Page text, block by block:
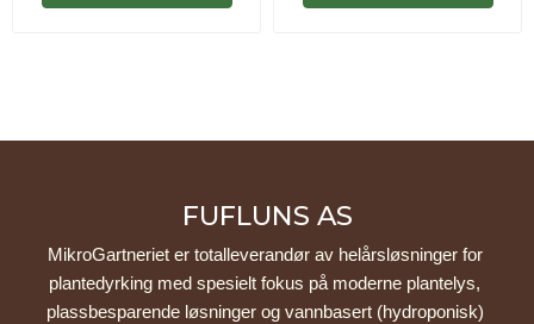
FUFLUNS AS
MikroGartneriet er totalleverandør av helårsløsninger for
plantedyrking med spesielt fokus på moderne plantelys,
plassbesparende løsninger og vannbasert (hydroponisk)